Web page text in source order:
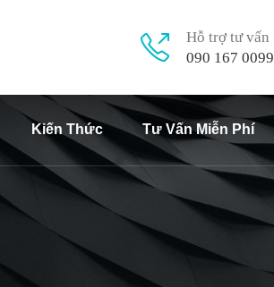
Hỗ trợ tư vấn
090 167 0099
Kiến Thức Tư Vấn Miễn Phí